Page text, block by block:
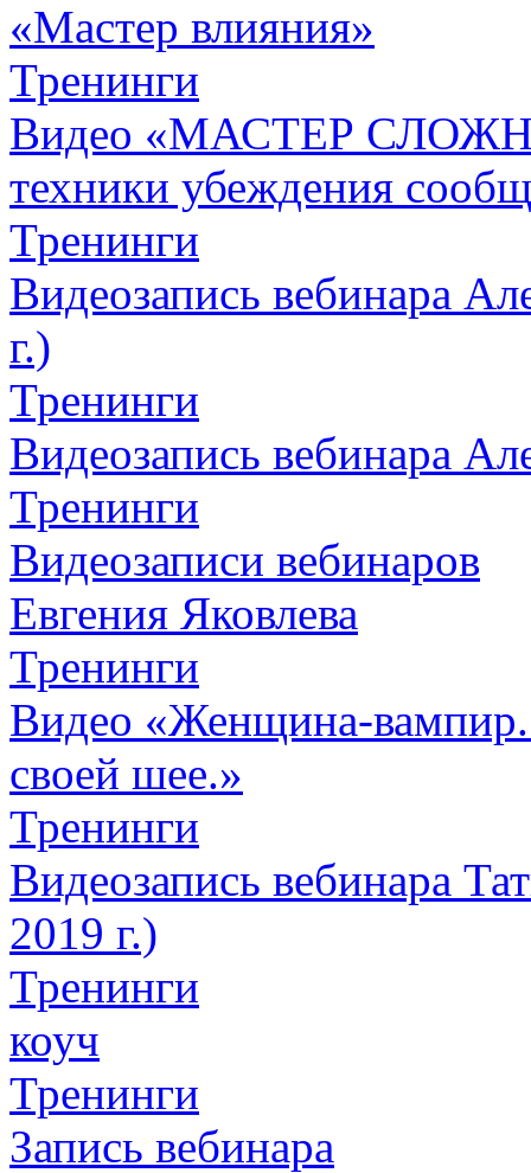
«Мастер влияния»
Тренинги
Видео «МАСТЕР
техники убеждения
Тренинги
Видеозапись вебинара
г.)
Тренинги
Видеозапись вебинара
Тренинги
Видеозаписи вебинаров
Евгения Яковлева
Тренинги
Видео «Женщина-вампир.
своей шее.»
Тренинги
Видеозапись вебинара
2019 г.)
Тренинги
коуч
Тренинги
Запись вебинара